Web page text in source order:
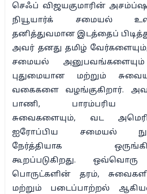
செஃப் விஜயகுமாரின்
நியூயார்க் சமையல்
தனித்துவமான இடத்தைப்
அவர் தனது தமிழ்
சமையல்
புதுமையான மற்றும்
வகைகளை வழங்குகிறார்.
பாணி, பாரம்பரிய
சுவைகளையும், வட
ஐரோப்பிய சமையல்
நேர்த்தியாக
கூறப்படுகிறது.
பொருட்களின் தரம்,
மற்றும் படைப்பாற்றல்